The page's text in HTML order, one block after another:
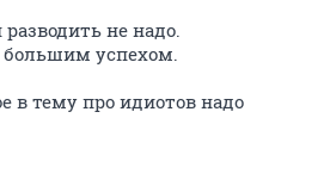
не надо.
большим успехом.
в тему про идиотов надо